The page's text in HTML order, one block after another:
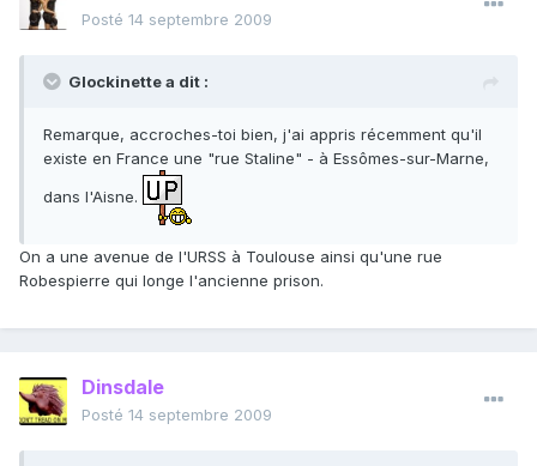
Posté 14 septembre 2009
Glockinette a dit :
Remarque, accroches-toi bien, j'ai appris récemment qu'il
existe en France une "rue Staline" - à Essômes-sur-Marne,
dans l'Aisne.
On a une avenue de l'URSS à Toulouse ainsi qu'une rue
Robespierre qui longe l'ancienne prison.
Dinsdale
Posté 14 septembre 2009